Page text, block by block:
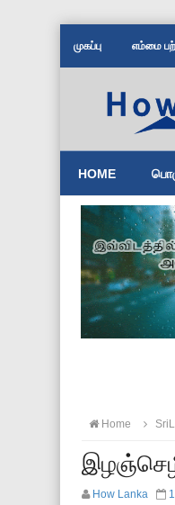
முகப்பு எம்மை
HOME
Home
How Lanka